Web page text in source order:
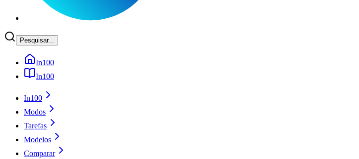
Pesquisar...
In100
In100
In100
Modos
Tarefas
Modelos
Comparar